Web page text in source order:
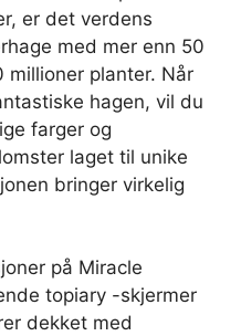
er det verdens
med mer enn 50
millioner planter. Når
hagen, vil du
farger og
laget til unike
bringer virkelig
på Miracle
topiary -skjermer
dekket med